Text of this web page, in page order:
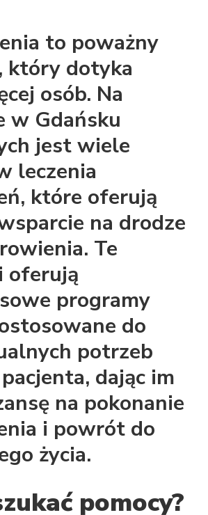
to poważny
który dotyka
osób. Na
w Gdańsku
jest wiele
leczenia
które oferują
na drodze
Te
oferują
programy
do
potrzeb
dając im
na pokonanie
i powrót do
życia.
pomocy?